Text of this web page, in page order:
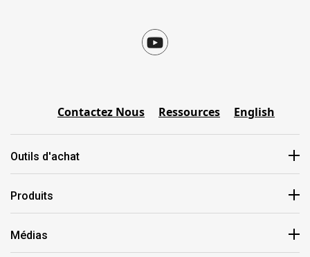
Contactez Nous Ressources English
Outils d'achat
Produits
Médias